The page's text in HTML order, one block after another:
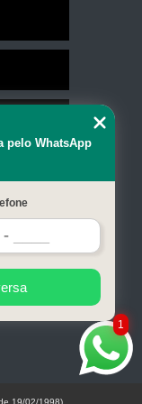
Indaiatuba
1
pelo WhatsApp
19/02/1998)